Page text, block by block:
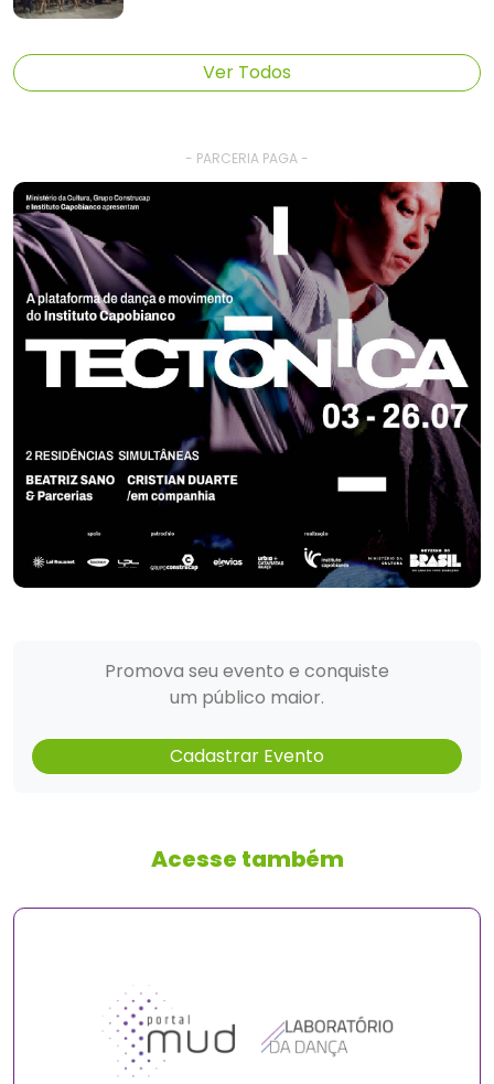
Ver Todos
- PARCERIA PAGA -
Promova seu evento e conquiste
um público maior.
Cadastrar Evento
Acesse também